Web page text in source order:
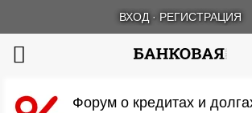
ВХОД · РЕГИСТРАЦИЯ
Форум о кредитах и